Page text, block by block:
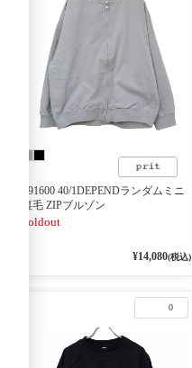
P91600 40/1DEPENDランダムミニ
裏毛 ZIPブルゾン
Soldout
¥14,080(税込)
0